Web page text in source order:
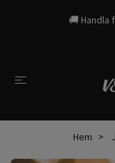
🚚 Handla
Hem